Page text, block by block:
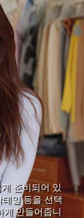
준비되어 있
테일 등을 선택
게 만들어줍니